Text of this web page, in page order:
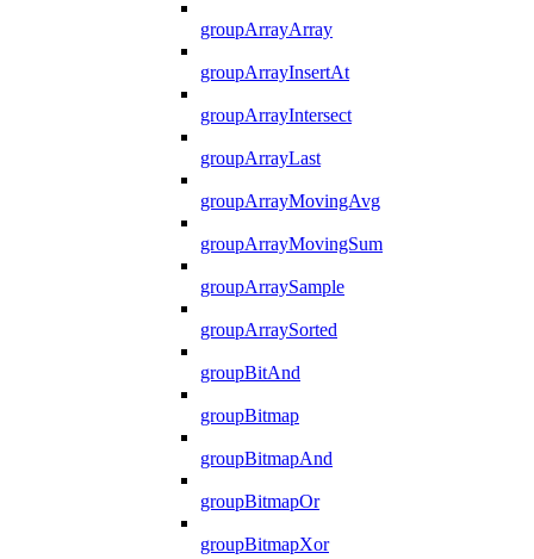
groupArrayArray
groupArrayInsertAt
groupArrayIntersect
groupArrayLast
groupArrayMovingAvg
groupArrayMovingSum
groupArraySample
groupArraySorted
groupBitAnd
groupBitmap
groupBitmapAnd
groupBitmapOr
groupBitmapXor